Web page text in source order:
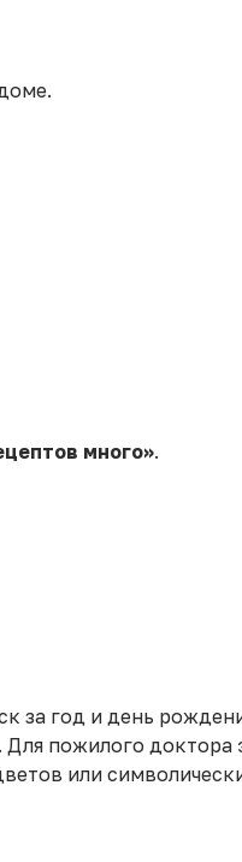
много».
за год и день
пожилого доктора
или